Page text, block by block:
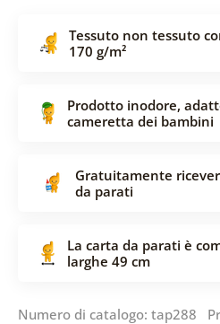
Tessuto non tessuto
170 g/m²
Prodotto inodore,
cameretta dei bambini
Gratuitamente
da parati
La carta da parati è
larghe 49 cm
Numero di catalogo: tap288